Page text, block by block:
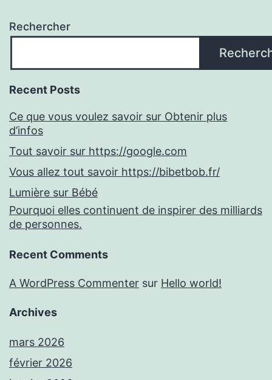
Rechercher
Recent Posts
Ce que vous voulez savoir sur Obtenir plus
d’infos
Tout savoir sur https://google.com
Vous allez tout savoir https://bibetbob.fr/
Lumière sur Bébé
Pourquoi elles continuent de inspirer des milliards
de personnes.
Recent Comments
A WordPress Commenter sur Hello world!
Archives
mars 2026
février 2026